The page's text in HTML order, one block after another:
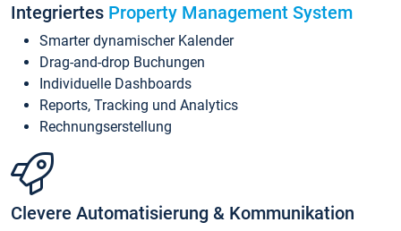
Integriertes Property Management System
Smarter dynamischer Kalender
Drag-and-drop Buchungen
Individuelle Dashboards
Reports, Tracking und Analytics
Rechnungserstellung
Clevere Automatisierung & Kommunikation